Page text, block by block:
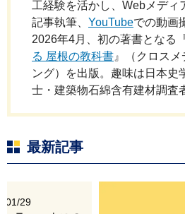
工経験を活かし、Webメディ
記事執筆、 YouTubeでの動画
2026年4月、初の著書となる
る 屋根の教科書 』（クロス
ング）を出版。趣味は日本史
士・建築物石綿含有建材調査
最新記事
01/29